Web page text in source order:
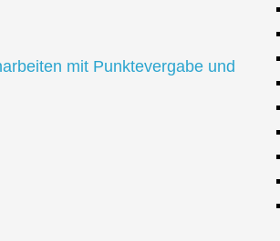
mit Punktevergabe und